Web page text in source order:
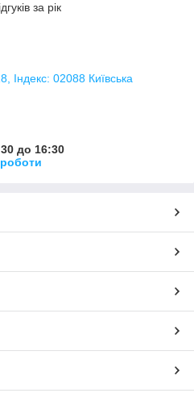
за рік
Індекс: 02088 Київська
до 16:30